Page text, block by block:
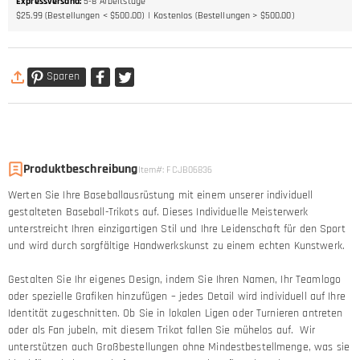
$25.99 (Bestellungen < $500.00)
Kostenlos (Bestellungen > $500.00)
Sparen
ProduktbeschreibungItem#: FCJB06836
Werten Sie Ihre Baseballausrüstung mit einem unserer individuell
gestalteten Baseball-Trikots auf. Dieses Individuelle Meisterwerk
unterstreicht Ihren einzigartigen Stil und Ihre Leidenschaft für den Sport
und wird durch sorgfältige Handwerkskunst zu einem echten Kunstwerk.
Gestalten Sie Ihr eigenes Design, indem Sie Ihren Namen, Ihr Teamlogo
oder spezielle Grafiken hinzufügen – jedes Detail wird individuell auf Ihre
Identität zugeschnitten. Ob Sie in lokalen Ligen oder Turnieren antreten
oder als Fan jubeln, mit diesem Trikot fallen Sie mühelos auf. Wir
unterstützen auch Großbestellungen ohne Mindestbestellmenge, was sie